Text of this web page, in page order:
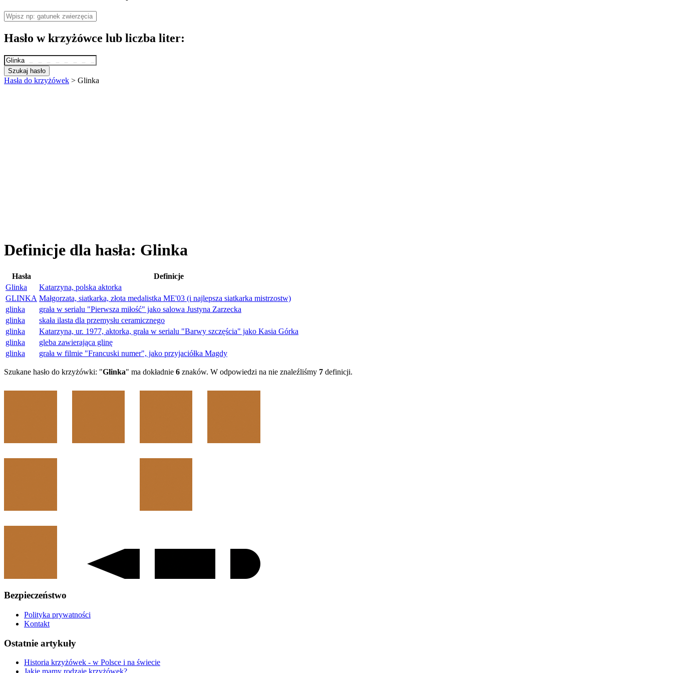
Hasło w krzyżówce lub liczba liter:
Szukaj hasło
Hasła do krzyżówek > Glinka
Definicje dla hasła: Glinka
Hasła
Definicje
Glinka
Katarzyna, polska aktorka
GLINKA Małgorzata, siatkarka, złota medalistka ME'03 (i najlepsza siatkarka mistrzostw)
glinka
grała w serialu "Pierwsza miłość" jako salowa Justyna Zarzecka
glinka
skała ilasta dla przemysłu ceramicznego
glinka
Katarzyna, ur. 1977, aktorka, grała w serialu "Barwy szczęścia" jako Kasia Górka
glinka
gleba zawierająca glinę
glinka
grała w filmie "Francuski numer", jako przyjaciółka Magdy
Szukane hasło do krzyżówki: "Glinka" ma dokładnie 6 znaków. W odpowiedzi na nie znaleźliśmy 7 definicji.
Bezpieczeństwo
Polityka prywatności
Kontakt
Ostatnie artykuły
Historia krzyżówek - w Polsce i na świecie